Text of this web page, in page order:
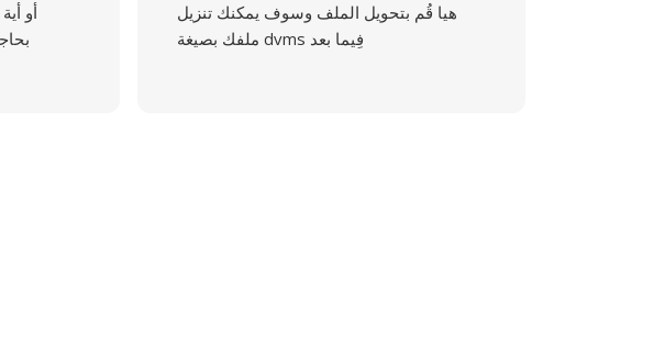
هيا قُم بتحويل الملف وسوف يمكنك تنزيل
ملفك بصيغة dvms فِيما بعد